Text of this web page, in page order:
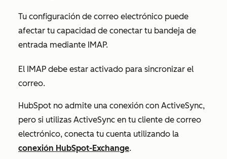
Tu configuración de correo electrónico puede
afectar tu capacidad de conectar tu bandeja de
entrada mediante IMAP.
El IMAP debe estar activado para sincronizar el
correo.
HubSpot no admite una conexión con ActiveSync,
pero si utilizas ActiveSync en tu cliente de correo
electrónico, conecta tu cuenta utilizando la
conexión HubSpot-Exchange.